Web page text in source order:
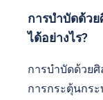
การบำบัดด้ว
ได้อย่างไร?
การบำบัดด้วย
การกระตุ้นกร